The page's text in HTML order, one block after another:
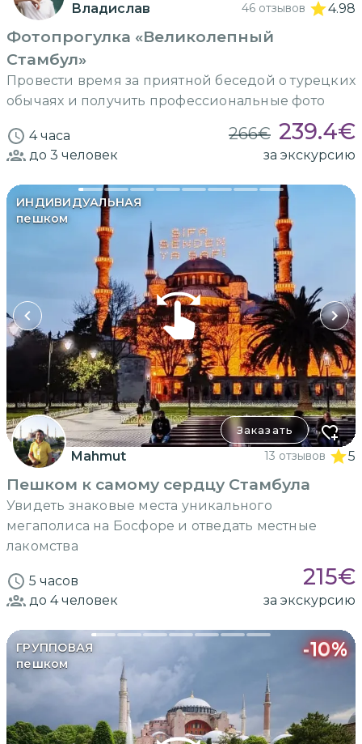
Владислав 46 отзывов 4.98
Фотопрогулка «Великолепный
Стамбул»
Провести время за приятной беседой о турецких
обычаях и получить профессиональные фото
4 часа 266€ 239.4€
до 3 человек за экскурсию
ИНДИВИДУАЛЬНАЯ
пешком
Заказать
Mahmut 13 отзывов 5
Пешком к самому сердцу Стамбула
Увидеть знаковые места уникального
мегаполиса на Босфоре и отведать местные
лакомства
5 часов 215€
до 4человек за экскурсию
ГРУППОВАЯ
пешком
-10%